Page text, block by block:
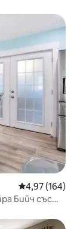
Средна
4,97 (164)
Бийч със